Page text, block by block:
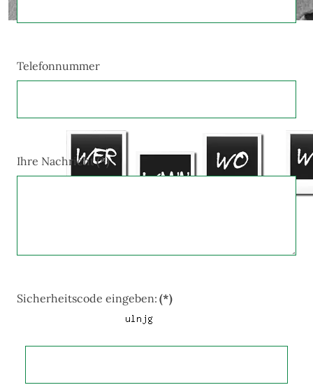
Telefonnummer
Ihre Nachricht(*)
Sicherheitscode eingeben: (*)